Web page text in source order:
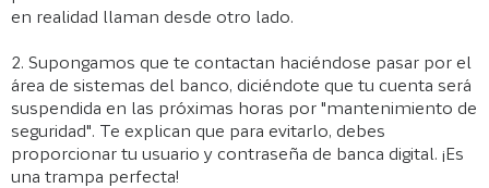
en realidad llaman desde otro lado.
2. Supongamos que te contactan haciéndose pasar por el
área de sistemas del banco, diciéndote que tu cuenta será
suspendida en las próximas horas por "mantenimiento de
seguridad". Te explican que para evitarlo, debes
proporcionar tu usuario y contraseña de banca digital. ¡Es
una trampa perfecta!